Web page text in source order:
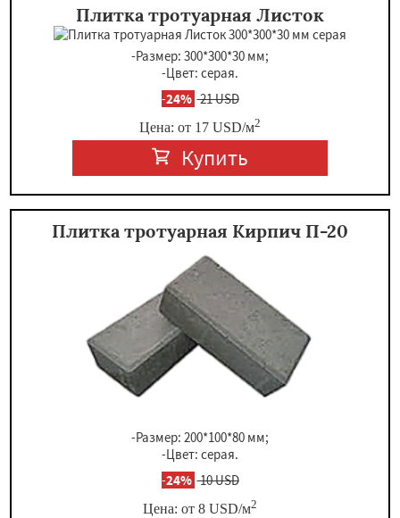
Плитка тротуарная Листок
-Размер: 300*300*30 мм;
-Цвет: серая.
-24% 21 USD
Цена: от 17 USD/м2
Купить
Плитка тротуарная Кирпич П-20
-Размер: 200*100*80 мм;
-Цвет: серая.
-24% 10 USD
Цена: от 8 USD/м2